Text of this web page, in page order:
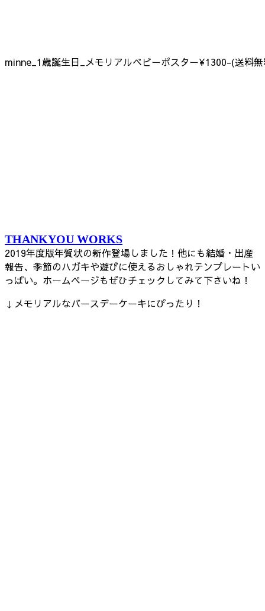
minne_1歳誕生日_メモリアルベビーポスター¥1300-(送料
THANKYOU WORKS
2019年度版年賀状の新作登場しました！他にも結婚・出産
報告、季節のハガキや遊びに使えるおしゃれテンプレートい
っぱい。ホームページもぜひチェックしてみて下さいね！
↓メモリアルなバースデーケーキにぴったり！